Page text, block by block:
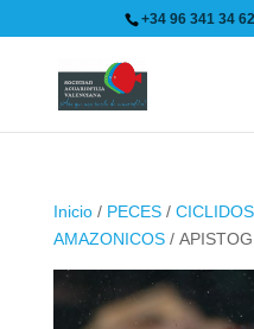
+34 96 341 34 62
Inicio/ PECES/
AMAZONICOS/